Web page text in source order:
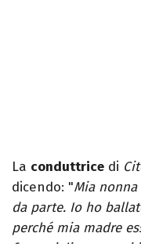
La conduttrice di
dicendo: "Mia
da parte. Io ho
perché mia madre